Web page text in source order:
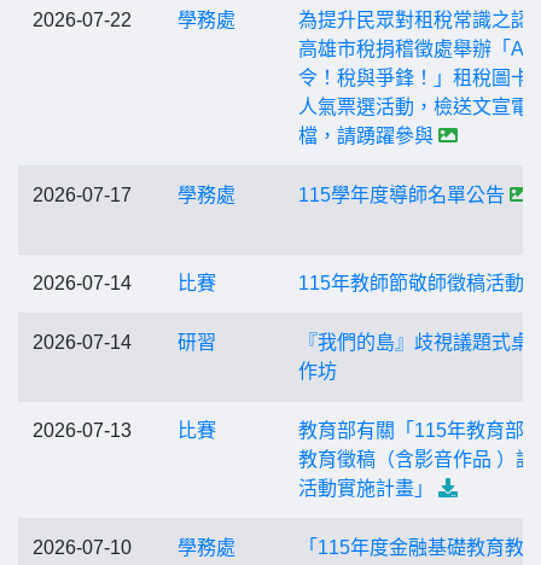
2026-07-22 學務處
為提升民眾對租稅常識之認
高雄市稅捐稽徵處舉辦「AI
令！稅與爭鋒！」租稅圖卡
人氣票選活動，檢送文宣電
檔，請踴躍參與
2026-07-17 學務處 115學年度導師名單公告
2026-07-14 比賽 115年教師節敬師徵稿活動
2026-07-14 研習
『我們的島』歧視議題式桌
作坊
2026-07-13 比賽
教育部有關「115年教育部
教育徵稿（含影音作品 ）評
活動實施計畫」
2026-07-10 學務處
「115年度金融基礎教育教